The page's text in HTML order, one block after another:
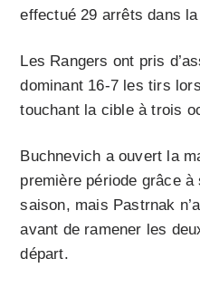
effectué 29 arrêts dans
Les Rangers ont pris
dominant 16-7 les tirs
touchant la cible à trois
Buchnevich a ouvert la
première période grâce
saison, mais Pastrnak
avant de ramener les
départ.